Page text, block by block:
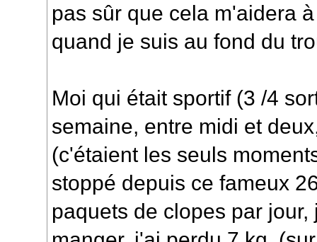
pas sûr que cela m'aidera
quand je suis au fond du
Moi qui était sportif (3 /4
semaine, entre midi et
(c'étaient les seuls
stoppé depuis ce fameux
paquets de clopes par